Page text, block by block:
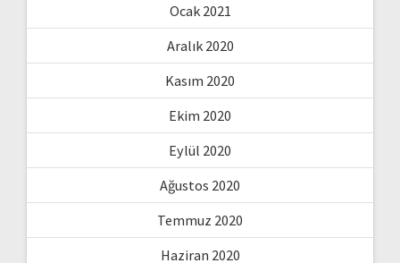
Ocak 2021
Aralık 2020
Kasım 2020
Ekim 2020
Eylül 2020
Ağustos 2020
Temmuz 2020
Haziran 2020